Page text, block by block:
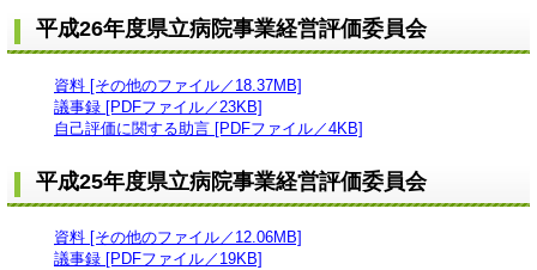
平成26年度県立病院事業経営評価委員会
資料 [その他のファイル／18.37MB]
議事録 [PDFファイル／23KB]
自己評価に関する助言 [PDFファイル／4KB]
平成25年度県立病院事業経営評価委員会
資料 [その他のファイル／12.06MB]
議事録 [PDFファイル／19KB]